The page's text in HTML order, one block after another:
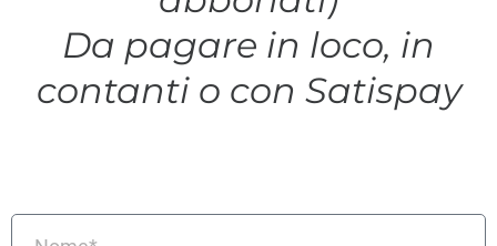
Da pagare in loco, in
contanti o con Satispay